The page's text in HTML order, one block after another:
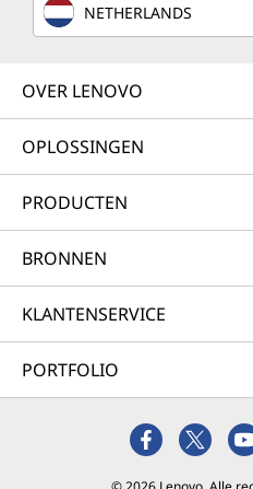
NETHERLANDS
OVER LENOVO
OPLOSSINGEN
PRODUCTEN
BRONNEN
KLANTENSERVICE
PORTFOLIO